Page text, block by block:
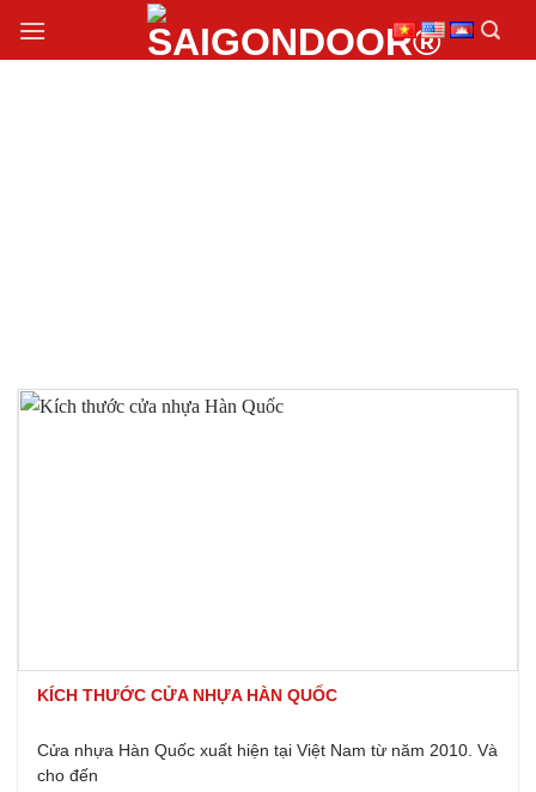
đến
KÍCH THƯỚC CỬA NHỰA HÀN QUỐC
Cửa nhựa Hàn Quốc xuất hiện tại Việt Nam từ năm 2010. Và
cho đến